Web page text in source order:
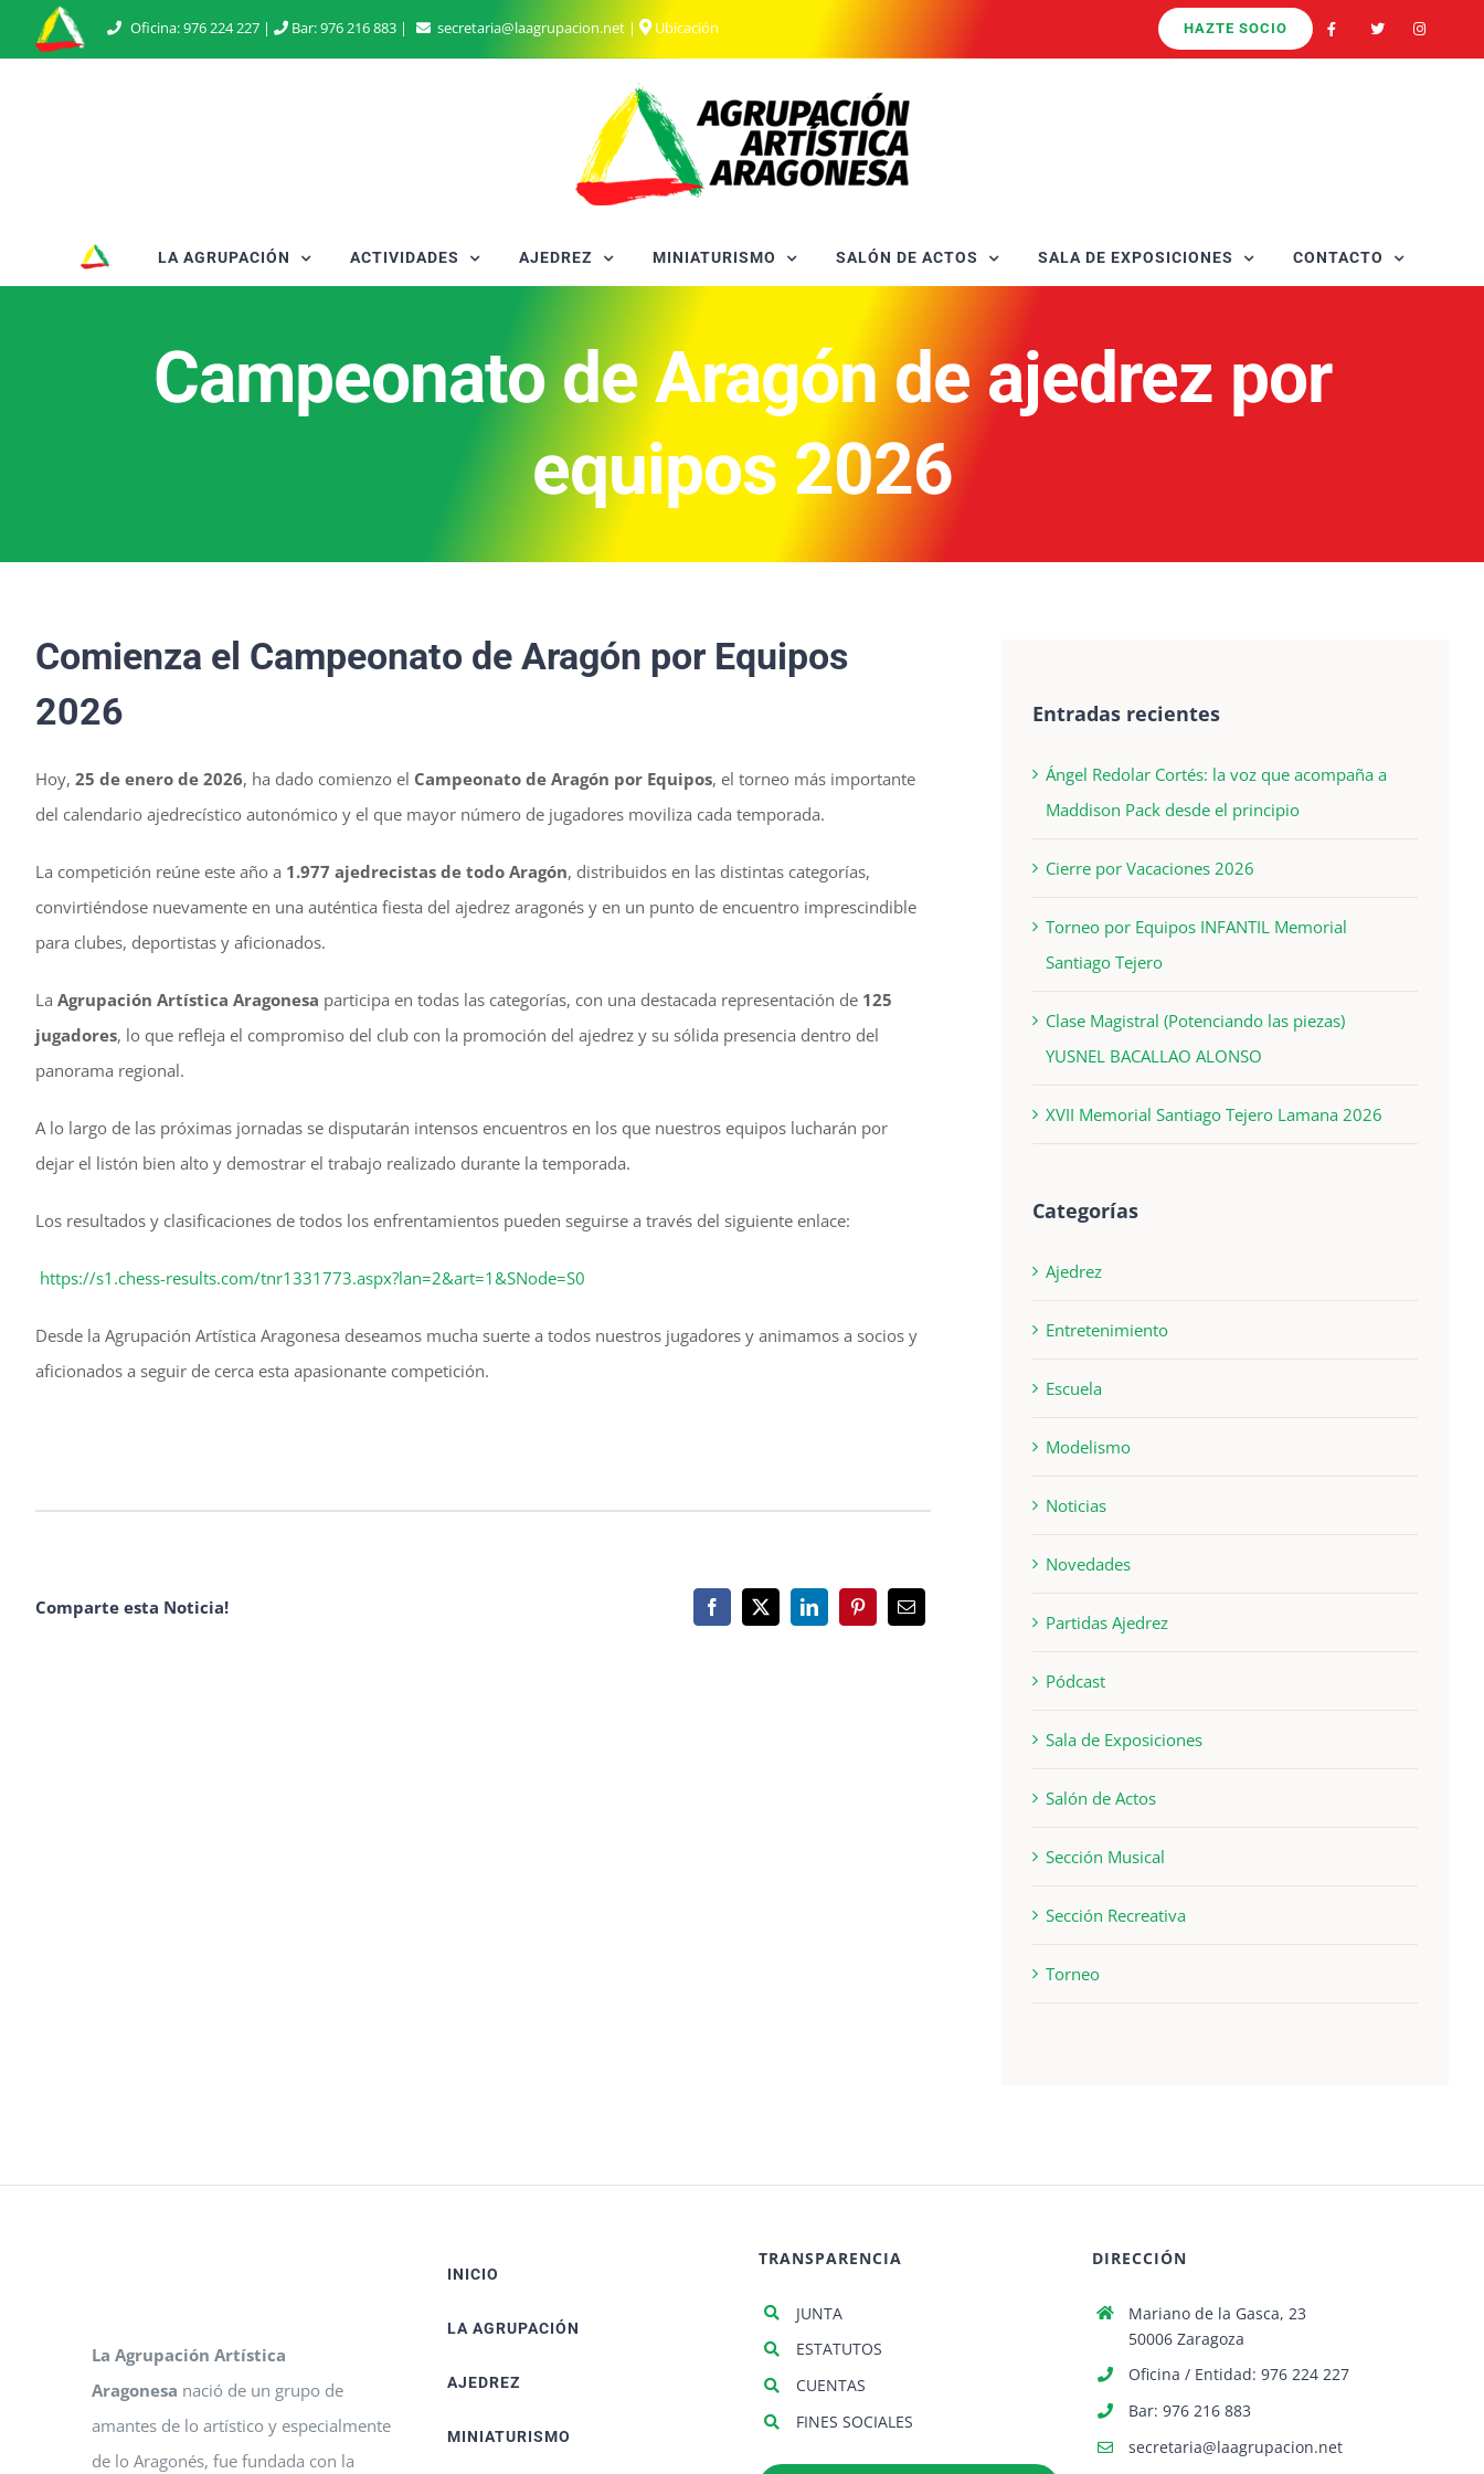
Oficina:976 224 227 | Bar:976 216 883 | secretaria@laagrupacion.net| Ubicación HAZTE SOCIO
LA AGRUPACIÓN ACTIVIDADES AJEDREZ MINIATURISMO SALÓN DE ACTOS SALA DE EXPOSICIONES CONTACTO
Campeonato de Aragón de ajedrez por
equipos 2026
Comienza el Campeonato de Aragón por Equipos
2026
Hoy, 25 de enero de 2026, ha dado comienzo el Campeonato de Aragón por Equipos, el torneo más importante
del calendario ajedrecístico autonómico y el que mayor número de jugadores moviliza cada temporada.
La competición reúne este año a 1.977 ajedrecistas de todo Aragón, distribuidos en las distintas categorías,
convirtiéndose nuevamente en una auténtica fiesta del ajedrez aragonés y en un punto de encuentro imprescindible
para clubes, deportistas y aficionados.
La Agrupación Artística Aragonesa participa en todas las categorías, con una destacada representación de 125
jugadores, lo que refleja el compromiso del club con la promoción del ajedrez y su sólida presencia dentro del
panorama regional.
A lo largo de las próximas jornadas se disputarán intensos encuentros en los que nuestros equipos lucharán por
dejar el listón bien alto y demostrar el trabajo realizado durante la temporada.
Los resultados y clasificaciones de todos los enfrentamientos pueden seguirse a través del siguiente enlace:
https://s1.chess-results.com/tnr1331773.aspx?lan=2&art=1&SNode=S0
Desde la Agrupación Artística Aragonesa deseamos mucha suerte a todos nuestros jugadores y animamos a socios y
aficionados a seguir de cerca esta apasionante competición.
Comparte esta Noticia!
Entradas recientes
Ángel Redolar Cortés: la voz que acompaña a
Maddison Pack desde el principio
Cierre por Vacaciones 2026
Torneo por Equipos INFANTIL Memorial
Santiago Tejero
Clase Magistral (Potenciando las piezas)
YUSNEL BACALLAO ALONSO
XVII Memorial Santiago Tejero Lamana 2026
Categorías
Ajedrez
Entretenimiento
Escuela
Modelismo
Noticias
Novedades
Partidas Ajedrez
Pódcast
Sala de Exposiciones
Salón de Actos
Sección Musical
Sección Recreativa
Torneo
La Agrupación Artística
Aragonesa nació de un grupo de
amantes de lo artístico y especialmente
de lo Aragonés, fue fundada con la
INICIO
LA AGRUPACIÓN
AJEDREZ
MINIATURISMO
TRANSPARENCIA
JUNTA
ESTATUTOS
CUENTAS
FINES SOCIALES
DIRECCIÓN
Mariano de la Gasca, 23
50006 Zaragoza
Oficina / Entidad: 976 224 227
Bar: 976 216 883
secretaria@laagrupacion.net